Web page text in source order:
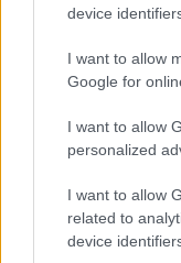
device
I want to allow
Google for
I want to allow
personalized
I want to allow
related to
device
2026.08.05.
Jászberény,
központjává válik
Fesztivált....